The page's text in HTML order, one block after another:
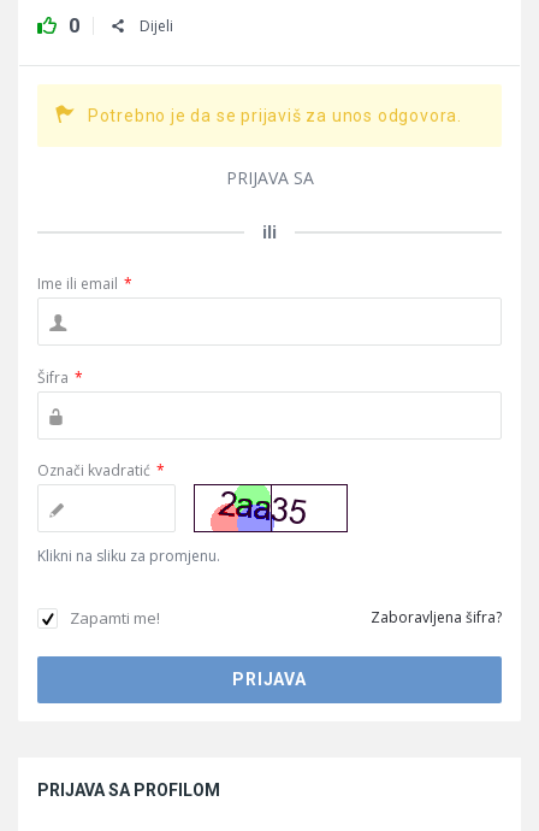
0 Dijeli
Potrebno je da se prijaviš za unos odgovora.
PRIJAVA SA
ili
Ime ili email *
Šifra *
Označi kvadratić *
Klikni na sliku za promjenu.
Zapamti me! Zaboravljena šifra?
PRIJAVA SA PROFILOM